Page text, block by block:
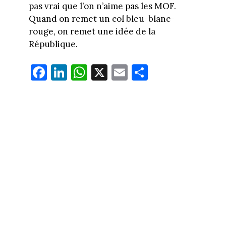
pas vrai que l’on n’aime pas les MOF.
Quand on remet un col bleu-blanc-
rouge, on remet une idée de la
République.
Fa
ce
Li
nk
W
ha
X E
m
Pa
rt